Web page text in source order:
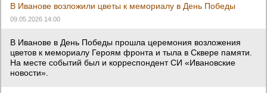
В Иванове возложили цветы к мемориалу в День Победы
09.05.2026 14:00
В Иванове в День Победы прошла церемония возложения
цветов к мемориалу Героям фронта и тыла в Сквере памяти.
На месте событий был и корреспондент СИ «Ивановские
новости».